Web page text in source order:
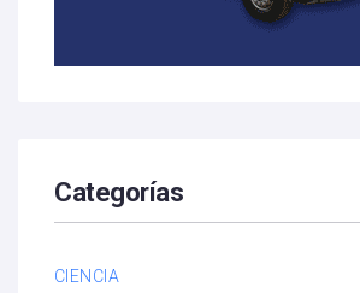
Categorías
CIENCIA